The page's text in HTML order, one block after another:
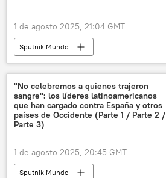
1 de agosto 2025, 21:04 GMT
Sputnik Mundo
"No celebremos a quienes trajeron
sangre": los líderes latinoamericanos
que han cargado contra España y otros
países de Occidente (Parte 1 / Parte 2 /
Parte 3)
1 de agosto 2025, 20:45 GMT
Sputnik Mundo